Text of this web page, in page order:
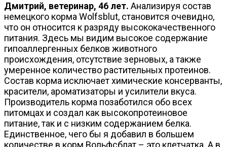
Дмитрий, ветеринар, 46 лет. Анализируя состав
немецкого корма Wolfsblut, становится очевидно,
что он относится к разряду высококачественного
питания. Здесь мы видим высокое содержание
гипоаллергенных белков животного
происхождения, отсутствие зерновых, а также
умеренное количество растительных протеинов.
Состав корма исключает химические консерванты,
красители, ароматизаторы и усилители вкуса.
Производитель корма позаботился обо всех
питомцах и создал как высокопротеиновое
питание, так и с низким содержанием белка.
Единственное, чего бы я добавил в большем